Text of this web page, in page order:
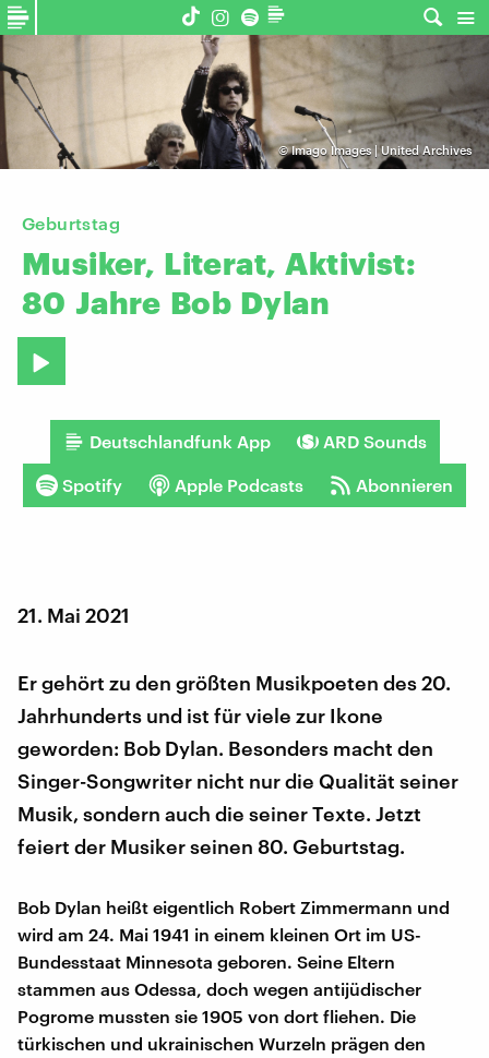
©Imago Images | United Archives
Geburtstag
Musiker, Literat, Aktivist:
80 Jahre Bob Dylan
Deutschlandfunk App ARD Sounds
Spotify Apple Podcasts Abonnieren
21. Mai 2021
Er gehört zu den größten Musikpoeten des 20.
Jahrhunderts und ist für viele zur Ikone
geworden: Bob Dylan. Besonders macht den
Singer-Songwriter nicht nur die Qualität seiner
Musik, sondern auch die seiner Texte. Jetzt
feiert der Musiker seinen 80. Geburtstag.
Bob Dylan heißt eigentlich Robert Zimmermann und
wird am 24. Mai 1941 in einem kleinen Ort im US-
Bundesstaat Minnesota geboren. Seine Eltern
stammen aus Odessa, doch wegen antijüdischer
Pogrome mussten sie 1905 von dort fliehen. Die
türkischen und ukrainischen Wurzeln prägen den